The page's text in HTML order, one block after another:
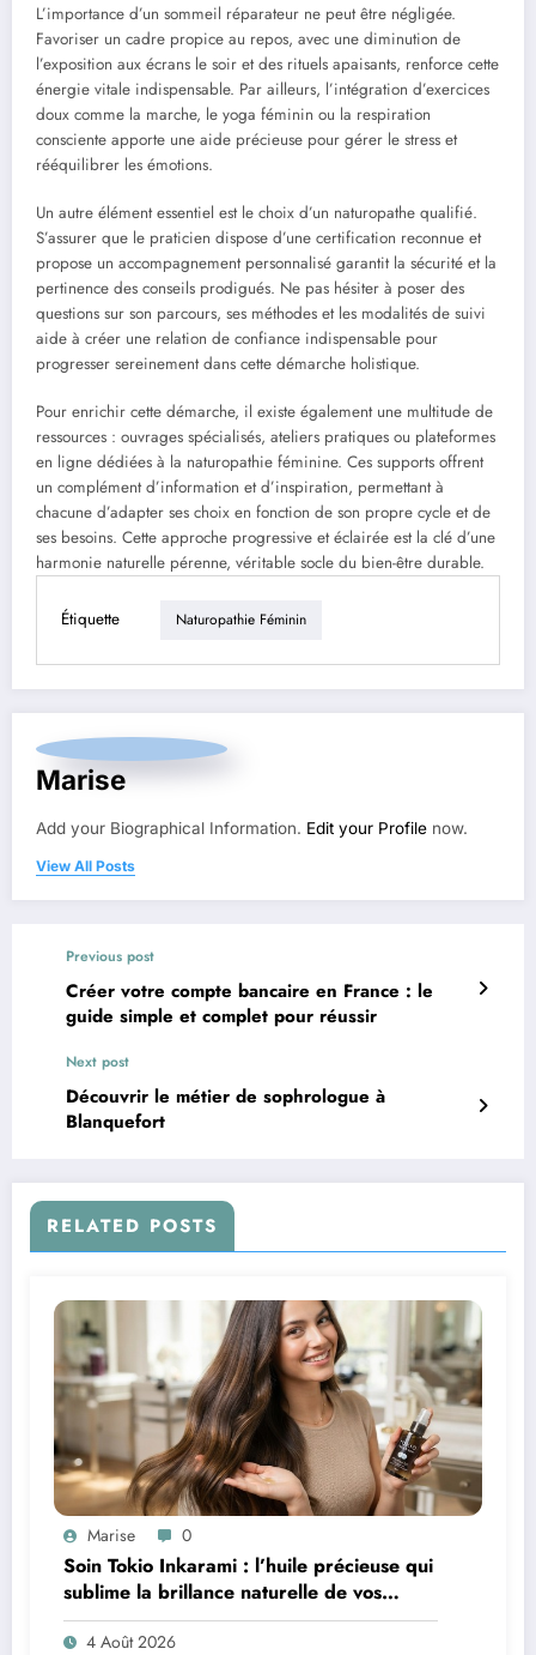
L’importance d’un sommeil réparateur ne peut être négligée.
Favoriser un cadre propice au repos, avec une diminution de
l’exposition aux écrans le soir et des rituels apaisants, renforce cette
énergie vitale indispensable. Par ailleurs, l’intégration d’exercices
doux comme la marche, le yoga féminin ou la respiration
consciente apporte une aide précieuse pour gérer le stress et
rééquilibrer les émotions.
Un autre élément essentiel est le choix d’un naturopathe qualifié.
S’assurer que le praticien dispose d’une certification reconnue et
propose un accompagnement personnalisé garantit la sécurité et la
pertinence des conseils prodigués. Ne pas hésiter à poser des
questions sur son parcours, ses méthodes et les modalités de suivi
aide à créer une relation de confiance indispensable pour
progresser sereinement dans cette démarche holistique.
Pour enrichir cette démarche, il existe également une multitude de
ressources : ouvrages spécialisés, ateliers pratiques ou plateformes
en ligne dédiées à la naturopathie féminine. Ces supports offrent
un complément d’information et d’inspiration, permettant à
chacune d’adapter ses choix en fonction de son propre cycle et de
ses besoins. Cette approche progressive et éclairée est la clé d’une
harmonie naturelle pérenne, véritable socle du bien-être durable.
Étiquette Naturopathie Féminin
Marise
Add your Biographical Information. Edit your Profile now.
View All Posts
Previous post
Créer votre compte bancaire en France : le
guide simple et complet pour réussir
Next post
Découvrir le métier de sophrologue à
Blanquefort
RELATED POSTS
Marise 0
Soin Tokio Inkarami : l’huile précieuse qui
sublime la brillance naturelle de vos
cheveux
4 Août 2026